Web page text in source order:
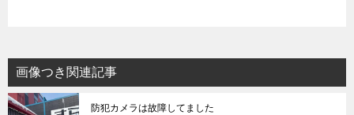
画像つき関連記事
防犯カメラは故障してました